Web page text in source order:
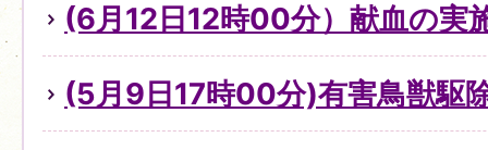
(6月12日12時00分）献血の実
(5月9日17時00分)有害鳥獣駆